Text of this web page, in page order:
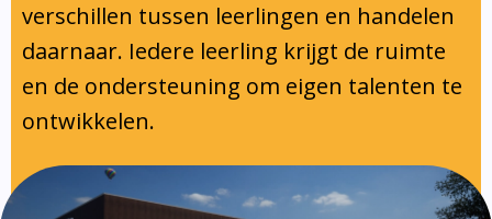
verschillen tussen leerlingen en handelen
daarnaar. Iedere leerling krijgt de ruimte
en de ondersteuning om eigen talenten te
ontwikkelen.